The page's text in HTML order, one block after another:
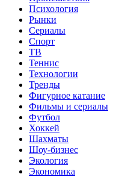
Психология
Рынки
Сериалы
Спорт
ТВ
Теннис
Технологии
Тренды
Фигурное катание
Фильмы и сериалы
Футбол
Хоккей
Шахматы
Шоу-бизнес
Экология
Экономика